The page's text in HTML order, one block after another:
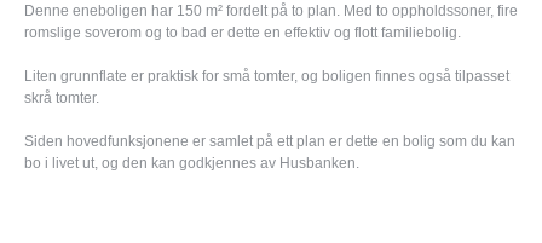
Denne eneboligen har 150 m² fordelt på to plan. Med to oppholdssoner, fire
romslige soverom og to bad er dette en effektiv og flott familiebolig.
Liten grunnflate er praktisk for små tomter, og boligen finnes også tilpasset
skrå tomter.
Siden hovedfunksjonene er samlet på ett plan er dette en bolig som du kan
bo i livet ut, og den kan godkjennes av Husbanken.